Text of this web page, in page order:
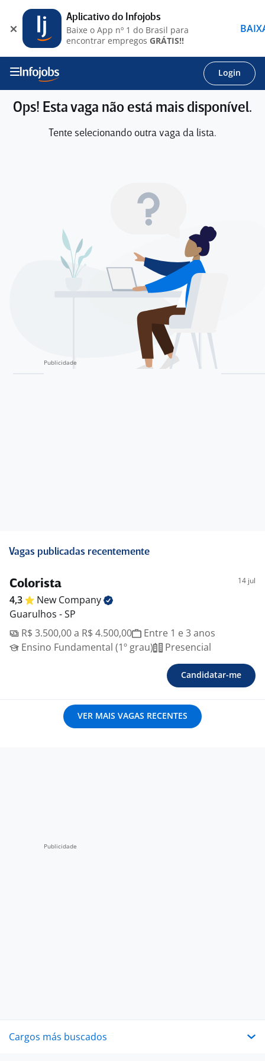
Login
Ops! Esta vaga não está mais disponível.
Tente selecionando outra vaga da lista.
Vagas publicadas recentemente
Colorista 14 jul
4,3 New Company
Guarulhos - SP
R$ 3.500,00 a R$ 4.500,00
Entre 1 e 3 anos
Ensino Fundamental (1º grau)
Presencial
Candidatar-me
VER MAIS VAGAS RECENTES
Cargos más buscados
Aplicativo do Infojobs
Baixe o App nº 1 do Brasil para
encontrar empregos GRÁTIS!!